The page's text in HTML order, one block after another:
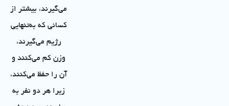
می‌گیرند، بیشتر از
کسانی که به‌تنهایی
رژیم می‌گیرند،
وزن کم می‌کنند و
آن را حفظ می‌کنند،
زیرا هر دو نفر به